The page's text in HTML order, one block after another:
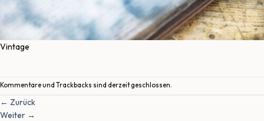
Vintage
Kommentare und Trackbacks sind derzeit geschlossen.
← Zurück
Weiter →